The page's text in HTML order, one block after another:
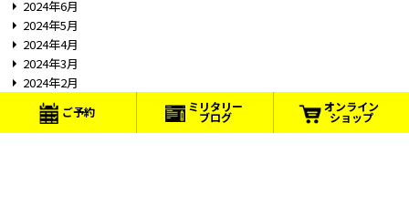
2024年6月
2024年5月
2024年4月
2024年3月
2024年2月
2024年1月
2023年12月
ご予約 ミリタリー
ブログ
オンライン
ショップ